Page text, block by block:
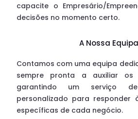
capacite o Empresário/
decisões no momento certo.
A Nossa Equipa
Contamos com uma equipa
sempre pronta a auxiliar os
garantindo um serviço
personalizado para responder
específicas de cada negócio.